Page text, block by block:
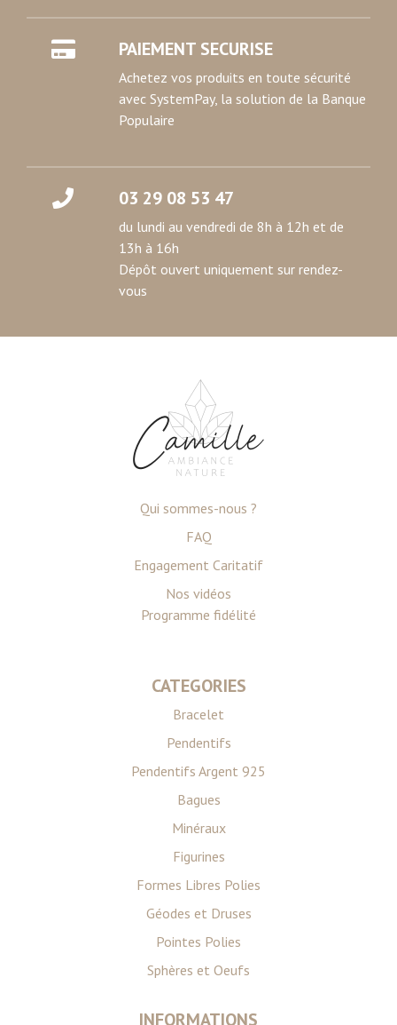
PAIEMENT SECURISE
Achetez vos produits en toute sécurité
avec SystemPay, la solution de la Banque
Populaire
03 29 08 53 47
du lundi au vendredi de 8h à 12h et de
13h à 16h
Dépôt ouvert uniquement sur rendez-
vous
Qui sommes-nous ?
FAQ
Engagement Caritatif
Nos vidéos
Programme fidélité
CATEGORIES
Bracelet
Pendentifs
Pendentifs Argent 925
Bagues
Minéraux
Figurines
Formes Libres Polies
Géodes et Druses
Pointes Polies
Sphères et Oeufs
INFORMATIONS